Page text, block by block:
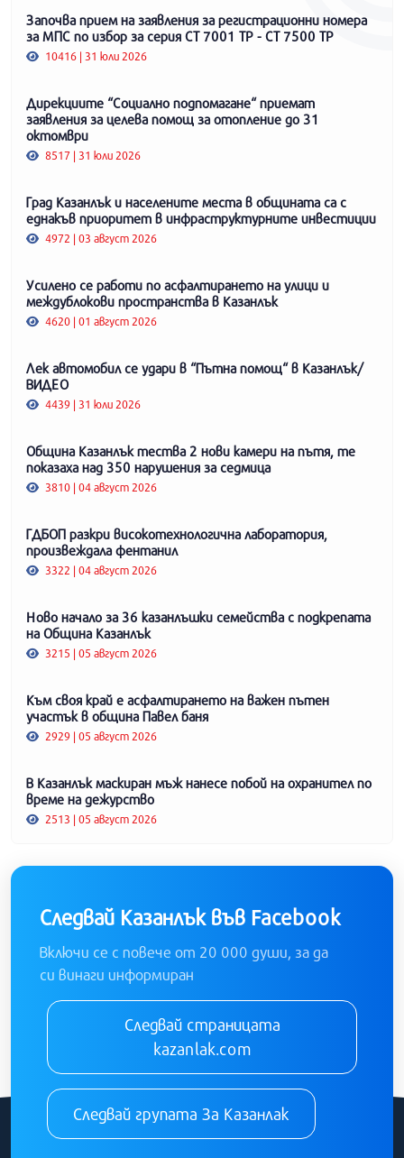
Започва прием на заявления за регистрационни номера
за МПС по избор за серия СТ 7001 ТР - СТ 7500 ТР
10416 | 31 юли 2026
Дирекциите “Социално подпомагане“ приемат
заявления за целева помощ за отопление до 31
октомври
8517 | 31 юли 2026
Град Казанлък и населените места в общината са с
еднакъв приоритет в инфраструктурните инвестиции
4972 | 03 август 2026
Усилено се работи по асфалтирането на улици и
междублокови пространства в Казанлък
4620 | 01 август 2026
Лек автомобил се удари в “Пътна помощ“ в Казанлък/
ВИДЕО
4439 | 31 юли 2026
Община Казанлък тества 2 нови камери на пътя, те
показаха над 350 нарушения за седмица
3810 | 04 август 2026
ГДБОП разкри високотехнологична лаборатория,
произвеждала фентанил
3322 | 04 август 2026
Ново начало за 36 казанлъшки семейства с подкрепата
на Община Казанлък
3215 | 05 август 2026
Към своя край е асфалтирането на важен пътен
участък в община Павел баня
2929 | 05 август 2026
В Казанлък маскиран мъж нанесе побой на охранител по
време на дежурство
2513 | 05 август 2026
Следвай Казанлък във Facebook
Включи се с повече от 20 000 души, за да
си винаги информиран
Следвай страницата
kazanlak.com
Следвай групата За Казанлак